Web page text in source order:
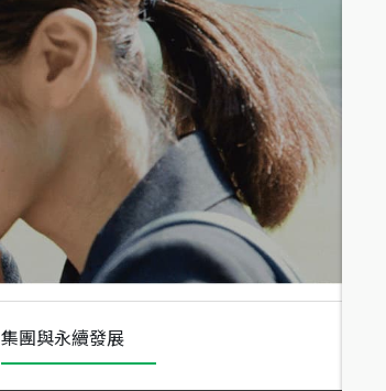
總價
490萬
1,808萬
集團與永續發展